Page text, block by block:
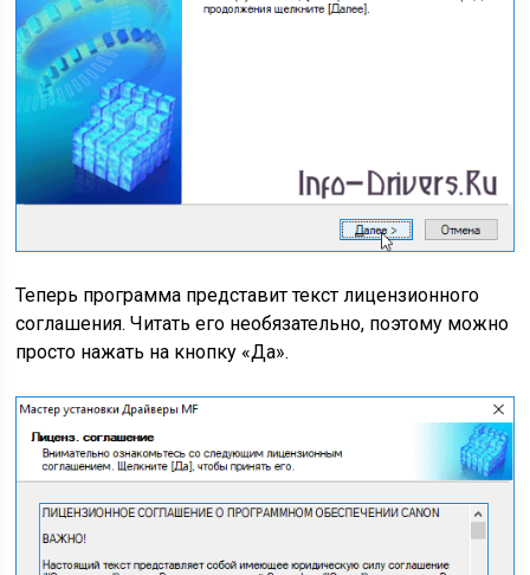
Теперь программа представит текст лицензионного
соглашения. Читать его необязательно, поэтому можно
просто нажать на кнопку «Да».